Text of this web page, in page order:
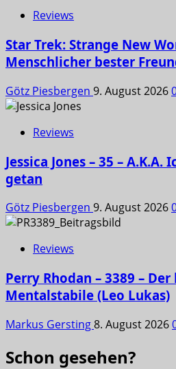
Reviews
Star Trek: Strange New
Menschlicher bester
Götz Piesbergen 9. August 2026
Reviews
Jessica Jones – 35 –
getan
Götz Piesbergen 9. August 2026
Reviews
Perry Rhodan – 3389 –
Mentalstabile (Leo Lukas)
Markus Gersting8. August 2026
Schon gesehen?